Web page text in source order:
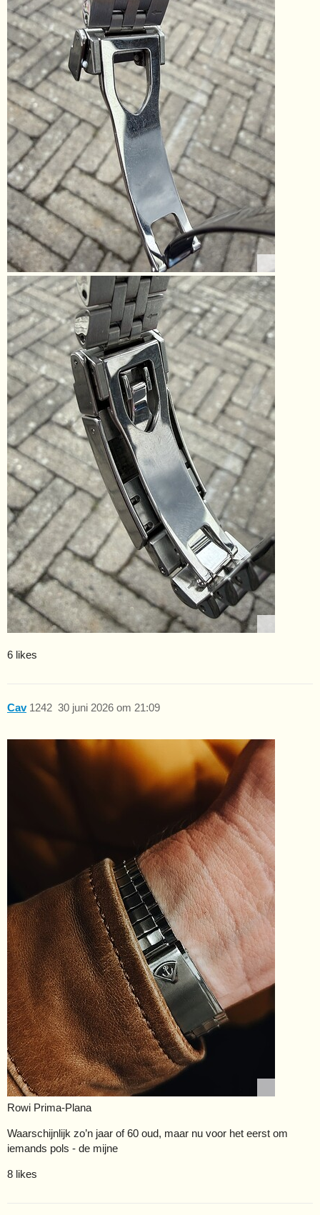
6 likes
Cav 30 juni 2026 om 21:09
1242
Rowi Prima-Plana
Waarschijnlijk zo’n jaar of 60 oud, maar nu voor het eerst om
iemands pols - de mijne
8 likes